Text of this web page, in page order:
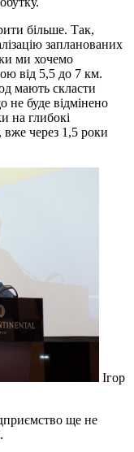
більше. Так,
запланованих
ми хочемо
від 5,5 до 7 км.
мають скласти
не буде відмінено
на глибокі
через 1,5 роки
Ігор
ще не